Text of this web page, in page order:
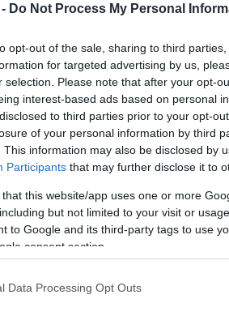
Do Not Process My Personal
opt-out of the sale, sharing to third
for targeted advertising by us,
selection. Please note that after your opt-
interest-based ads based on personal
to third parties prior to your opt-
of your personal information by third
This information may also be disclosed by
Participants that may further disclose it to
that this website/app uses one or more
but not limited to your visit or
to Google and its third-party tags to use
consent section.
Data Processing Opt Outs